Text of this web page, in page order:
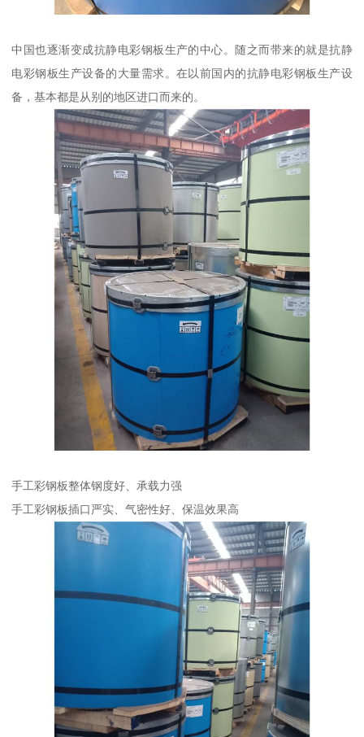
中国也逐渐变成抗静电彩钢板生产的中心。随之而带来的就是抗静
电彩钢板生产设备的大量需求。在以前国内的抗静电彩钢板生产设
备，基本都是从别的地区进口而来的。
手工彩钢板整体钢度好、承载力强
手工彩钢板插口严实、气密性好、保温效果高